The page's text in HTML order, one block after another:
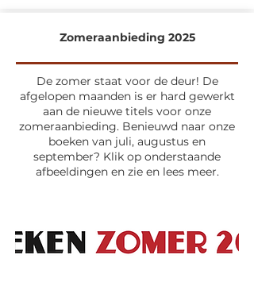
Zomeraanbieding 2025
De zomer staat voor de deur! De
afgelopen maanden is er hard gewerkt
aan de nieuwe titels voor onze
zomeraanbieding. Benieuwd naar onze
boeken van juli, augustus en
september? Klik op onderstaande
afbeeldingen en zie en lees meer.